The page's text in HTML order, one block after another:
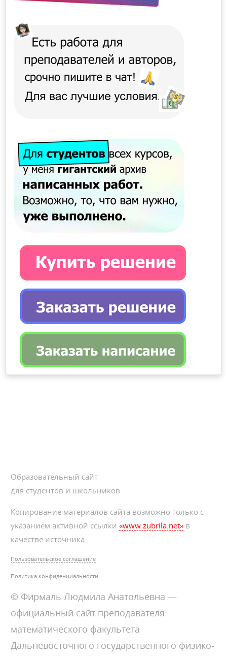
Образовательный сайт
для студентов и школьников
Копирование материалов сайта возможно только с
указанием активной ссылки«www.zubrila.net» в
качестве источника.
Пользовательское соглашение
Политика конфиденциальности
© Фирмаль Людмила Анатольевна —
официальный сайт преподавателя
математического факультета
Дальневосточного государственного физико-